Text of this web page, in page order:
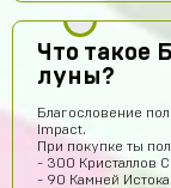
Что такое
луны?
Благословение
Impact.
При покупке ты
- 300 Кристаллов
- 90 Камней
Даниил Кыров
Точно
😈